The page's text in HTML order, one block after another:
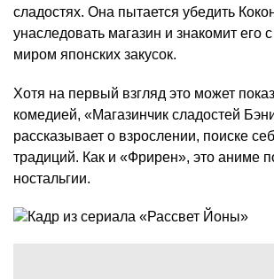
сладостях. Она пытается убедить
унаследовать магазин и знакомит его
миром японских закусок.
Хотя на первый взгляд это может
комедией, «Магазинчик сладостей
рассказывает о взрослении, поиске
традиций. Как и «Фрирен», это аниме
ностальгии.